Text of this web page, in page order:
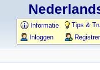
Informatie
Tips &
Inloggen